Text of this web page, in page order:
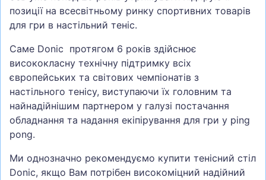
позиції на всесвітньому ринку спортивних товарів
для гри в настільний теніс.
Саме Donic протягом 6 років здійснює
висококласну технічну підтримку всіх
європейських та світових чемпіонатів з
настільного тенісу, виступаючи їх головним та
найнадійнішим партнером у галузі постачання
обладнання та надання екіпірування для гри у ping
pong.
Ми однозначно рекомендуємо купити тенісний стіл
Donic, якщо Вам потрібен високоміцний надійний